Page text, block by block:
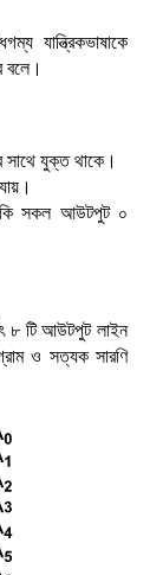
যান্ত্রিকভাষাকে
বলে।
সাথে যুক্ত থাকে।
সকল আউটপুট ০
৮ টি আউটপুট লাইন
ও সত্যক সারণি